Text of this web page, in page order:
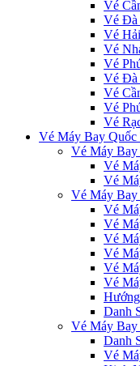
Vé
Vé Đà
Vé
Vé
Vé
Vé Đà
Vé
Vé
Vé
Vé Máy Bay Quốc
Vé Máy
Vé
Vé
Vé Máy
Vé
Vé
Vé
Vé
Vé
Vé
Danh
Vé Máy
Danh
Vé